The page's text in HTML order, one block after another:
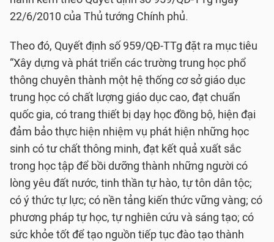
22/6/2010 của Thủ tướng Chính phủ.
Theo đó, Quyết định số 959/QĐ-TTg đặt ra mục tiêu
“Xây dựng và phát triển các trường trung học phổ
thông chuyên thành một hệ thống cơ sở giáo dục
trung học có chất lượng giáo dục cao, đạt chuẩn
quốc gia, có trang thiết bị dạy học đồng bộ, hiện đại
đảm bảo thực hiện nhiệm vụ phát hiện những học
sinh có tư chất thông minh, đạt kết quả xuất sắc
trong học tập để bồi dưỡng thành những người có
lòng yêu đất nước, tinh thần tự hào, tự tôn dân tộc;
có ý thức tự lực; có nền tảng kiến thức vững vàng; có
phương pháp tự học, tự nghiên cứu và sáng tạo; có
sức khỏe tốt để tạo nguồn tiếp tục đào tạo thành